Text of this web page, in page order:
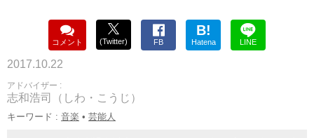
コメント (Twitter) FB
B!
Hatena LINE
2017.10.22
アドバイザー :
志和浩司（しわ・こうじ）
キーワード : 音楽 • 芸能人